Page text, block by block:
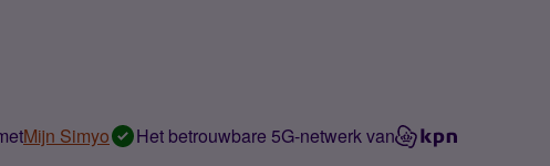
Mijn Simyo Het betrouwbare 5G-netwerk van